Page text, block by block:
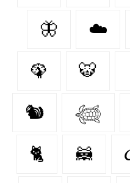
🦋 ☁️
🦚 🐯
🐿️ 𓆉
🐈‍ 🦝